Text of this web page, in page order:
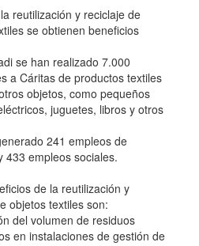
reutilización y reciclaje de
se obtienen beneficios
se han realizado 7.000
a Cáritas de productos textiles
objetos, como pequeños
juguetes, libros y otros
241 empleos de
433 empleos sociales.
de la reutilización y
objetos textiles son:
del volumen de residuos
en instalaciones de gestión de